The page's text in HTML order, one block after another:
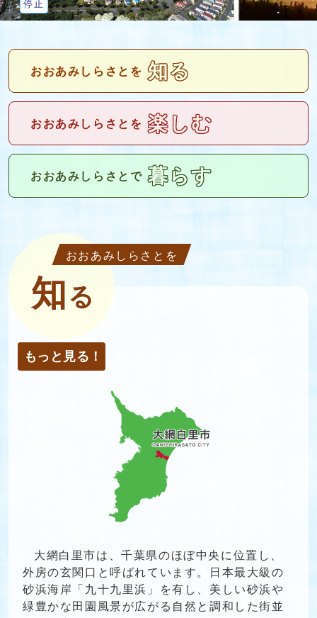
停止
おおあみしらさとを 知る
おおあみしらさとを 楽しむ
おおあみしらさとで 暮らす
おおあみしらさとを
知る
もっと見る！
大網白里市は、千葉県のほぼ中央に位置し、
外房の玄関口と呼ばれています。日本最大級の
砂浜海岸「九十九里浜」を有し、美しい砂浜や
緑豊かな田園風景が広がる自然と調和した街並